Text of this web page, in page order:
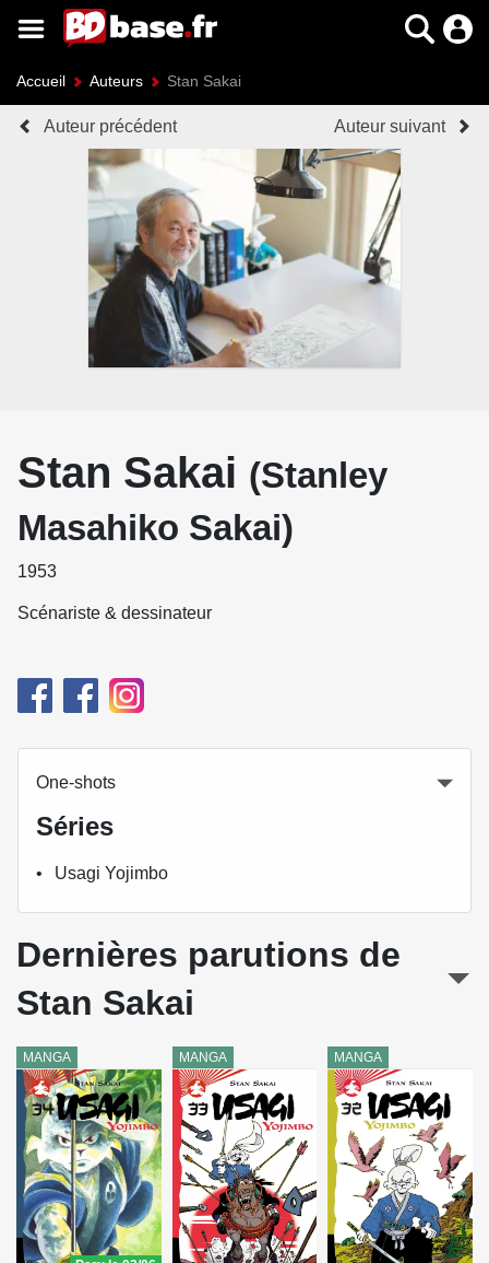
Accueil Auteurs Stan Sakai
Auteur précédent Auteur suivant
Stan Sakai (Stanley
Masahiko Sakai)
1953
Scénariste & dessinateur
One-shots
Séries
Usagi Yojimbo
Dernières parutions de
Stan Sakai
MANGA MANGA MANGA